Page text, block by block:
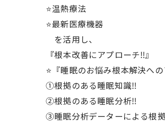
⭐️温熱療法
⭐️最新医療機器
を活用し、
『根本改善にアプローチ‼️』
⭐️『睡眠のお悩み根本解決への
①根拠のある睡眠知識‼️
②根拠のある睡眠分析‼️
③睡眠分析データーによる根